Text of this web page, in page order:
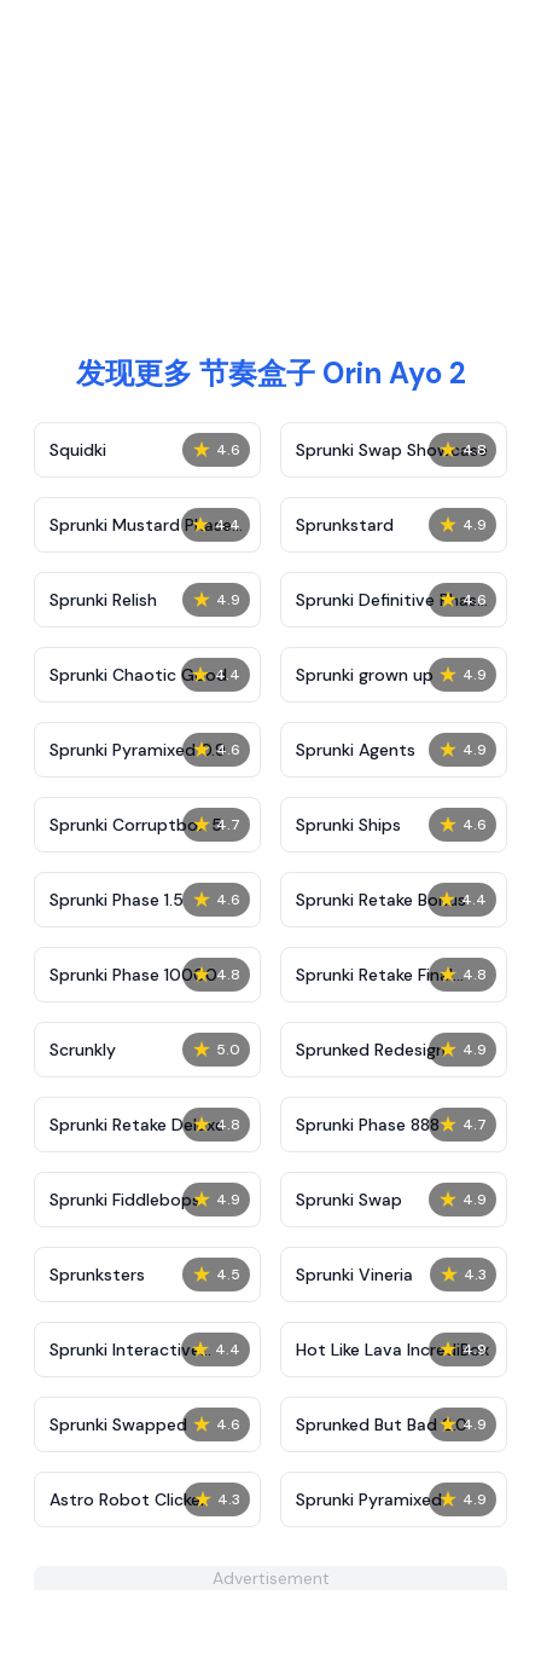
发现更多 节奏盒子 Orin Ayo 2
★ 4.6
Squidki ★ 4.8
Sprunki Swap Showcase
★ 4.4
Sprunki Mustard Phase
2
★ 4.9
Sprunkstard
★ 4.9
Sprunki Relish ★ 4.6
Sprunki Definitive Phase
7
★ 4.4
Sprunki Chaotic Good ★ 4.9
Sprunki grown up
★ 4.6
Sprunki Pyramixed 0.9 ★ 4.9
Sprunki Agents
★ 4.7
Sprunki Corruptbox 5 ★ 4.6
Sprunki Ships
★ 4.6
Sprunki Phase 1.5 ★ 4.4
Sprunki Retake Bonus
★ 4.8
Sprunki Phase 10000 ★ 4.8
Sprunki Retake Final
Update
★ 5.0
Scrunkly ★ 4.9
Sprunked Redesign
★ 4.8
Sprunki Retake Deluxe ★ 4.7
Sprunki Phase 888
★ 4.9
Sprunki Fiddlebops ★ 4.9
Sprunki Swap
★ 4.5
Sprunksters ★ 4.3
Sprunki Vineria
★ 4.4
Sprunki Interactive
Tunner
★ 4.9
Hot Like Lava IncrediBox
★ 4.6
Sprunki Swapped ★ 4.9
Sprunked But Bad 2.0
★ 4.3
Astro Robot Clicker ★ 4.9
Sprunki Pyramixed
Advertisement